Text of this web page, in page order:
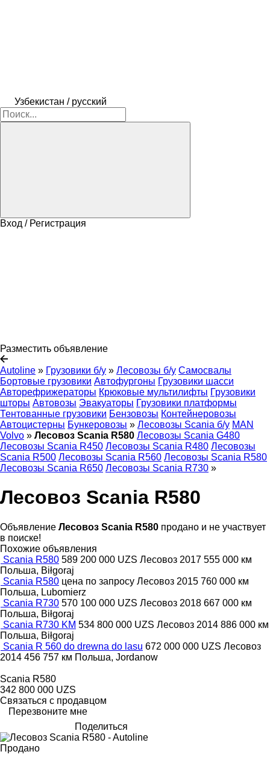
Узбекистан / русский
Вход / Регистрация
Разместить объявление
Autoline » Грузовики б/у » Лесовозы б/у Самосвалы
Бортовые грузовики Автофургоны Грузовики шасси
Авторефрижераторы Крюковые мультилифты Грузовики
шторы Автовозы Эвакуаторы Грузовики платформы
Тентованные грузовики Бензовозы Контейнеровозы
Автоцистерны Бункеровозы » Лесовозы Scania б/у MAN
Volvo » Лесовоз Scania R580 Лесовозы Scania G480
Лесовозы Scania R450 Лесовозы Scania R480 Лесовозы
Scania R500 Лесовозы Scania R560 Лесовозы Scania R580
Лесовозы Scania R650 Лесовозы Scania R730 »
Лесовоз Scania R580
Объявление Лесовоз Scania R580 продано и не участвует
в поиске!
Похожие объявления
Scania R580 589 200 000 UZS Лесовоз 2017 555 000 км
Польша, Biłgoraj
Scania R580 цена по запросу Лесовоз 2015 760 000 км
Польша, Lubomierz
Scania R730 570 100 000 UZS Лесовоз 2018 667 000 км
Польша, Biłgoraj
Scania R730 KM 534 800 000 UZS Лесовоз 2014 886 000 км
Польша, Biłgoraj
Scania R 560 do drewna do lasu 672 000 000 UZS Лесовоз
2014 456 757 км Польша, Jordanow
Scania R580
342 800 000 UZS
Связаться с продавцом
Перезвоните мне
Поделиться
Продано